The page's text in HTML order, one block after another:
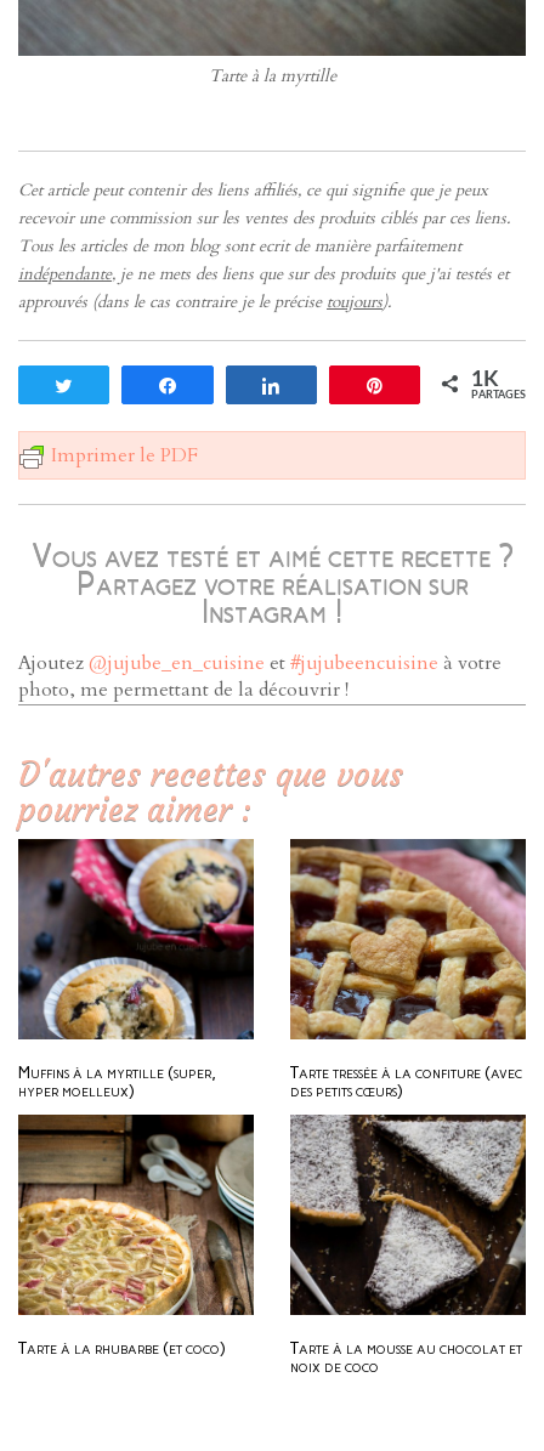
Tarte à la myrtille
Cet article peut contenir des liens affiliés, ce qui signifie que je peux
recevoir une commission sur les ventes des produits ciblés par ces liens.
Tous les articles de mon blog sont ecrit de manière parfaitement
indépendante, je ne mets des liens que sur des produits que j'ai testés et
approuvés (dans le cas contraire je le précise toujours).
Enregistrer1K
PARTAGES
Imprimer le PDF
Vous avez testé et aimé cette recette ?
Partagez votre réalisation sur
Instagram !
Ajoutez@jujube_en_cuisine et#jujubeencuisine à votre
photo, me permettant de la découvrir !
D'autres recettes que vous
pourriez aimer :
Muffins à la myrtille (super,
hyper moelleux)
Tarte tressée à la confiture (avec
des petits cœurs)
Tarte à la rhubarbe (et coco)
Tarte à la mousse au chocolat et
noix de coco